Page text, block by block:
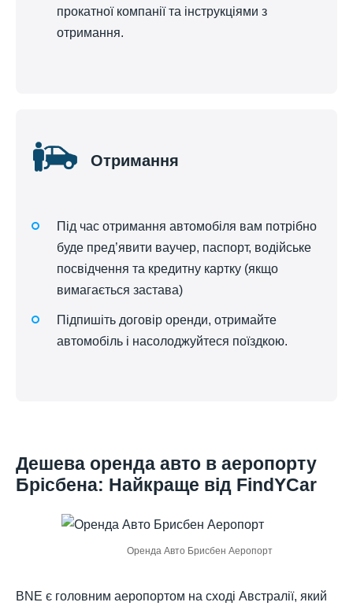
прокатної компанії та інструкціями з
отримання.
Отримання
Під час отримання автомобіля вам потрібно
буде пред’явити ваучер, паспорт, водійське
посвідчення та кредитну картку (якщо
вимагається застава)
Підпишіть договір оренди, отримайте
автомобіль і насолоджуйтеся поїздкою.
Дешева оренда авто в аеропорту
Брісбена: Найкраще від FindYCar
Оренда Авто Брисбен Аеропорт
BNE є головним аеропортом на сході Австралії, який